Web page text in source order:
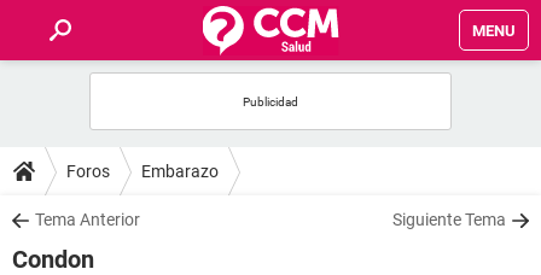
MENU
FORUMS
SALUD
Foros Embarazo
Tema Anterior Siguiente Tema
Condon